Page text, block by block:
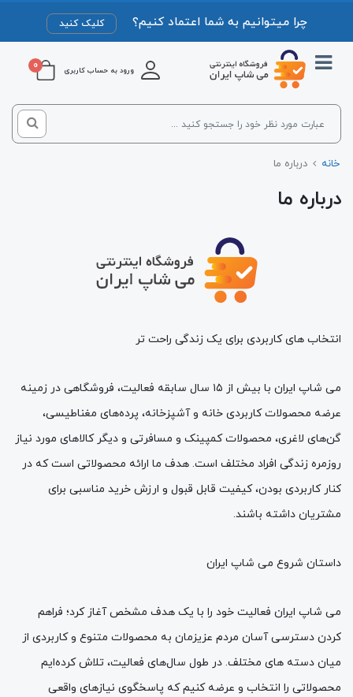
چرا میتوانیم به شما اعتماد کنیم؟ کلیک کنید
ورود به حساب کاربری 0
خانه درباره ما
درباره ما
انتخاب‌ های کاربردی برای یک زندگی راحت‌ تر
می شاپ ایران با بیش از ۱۵ سال سابقه فعالیت، فروشگاهی در زمینه
عرضه محصولات کاربردی خانه و آشپزخانه، پرده‌های مغناطیسی،
گن‌های لاغری، محصولات کمپینک و مسافرتی و دیگر کالاهای مورد نیاز
روزمره زندگی افراد مختلف است. هدف ما ارائه محصولاتی است که در
کنار کاربردی بودن، کیفیت قابل قبول و ارزش خرید مناسبی برای
مشتریان داشته باشند.
داستان شروع می شاپ ایران
می شاپ ایران فعالیت خود را با یک هدف مشخص آغاز کرد؛ فراهم
کردن دسترسی آسان مردم عزیزمان به محصولات متنوع و کاربردی از
میان دسته‌ های مختلف. در طول سال‌های فعالیت، تلاش کرده‌ایم
محصولاتی را انتخاب و عرضه کنیم که پاسخگوی نیازهای واقعی